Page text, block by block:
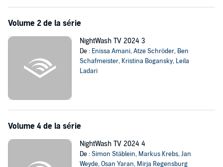
Volume 2 de la série
NightWash TV 2024 3
De : Enissa Amani,Atze Schröder, Ben
Schafmeister, Kristina Bogansky, Leila
Ladari
Volume 4 de la série
NightWash TV 2024 4
De :Simon Stäblein, Markus Krebs,Jan
Weyde,Osan Yaran, Mirja Regensburg